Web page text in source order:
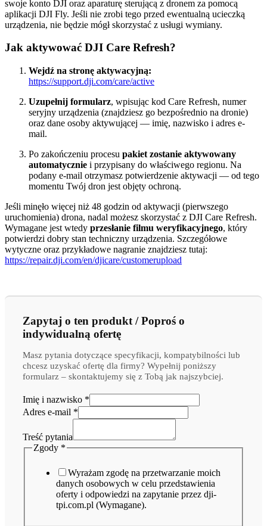
swoje konto DJI oraz aparaturę sterującą z dronem za pomocą
aplikacji DJI Fly. Jeśli nie zrobi tego przed ewentualną ucieczką
urządzenia, nie będzie mógł skorzystać z usługi wymiany.
Jak aktywować DJI Care Refresh?
Wejdź na stronę aktywacyjną:
https://support.dji.com/care/active
Uzupełnij formularz, wpisując kod Care Refresh, numer
seryjny urządzenia (znajdziesz go bezpośrednio na dronie)
oraz dane osoby aktywującej — imię, nazwisko i adres e-
mail.
Po zakończeniu procesu pakiet zostanie aktywowany
automatycznie i przypisany do właściwego regionu. Na
podany e-mail otrzymasz potwierdzenie aktywacji — od tego
momentu Twój dron jest objęty ochroną.
Jeśli minęło więcej niż 48 godzin od aktywacji (pierwszego
uruchomienia) drona, nadal możesz skorzystać z DJI Care Refresh.
Wymagane jest wtedy przesłanie filmu weryfikacyjnego, który
potwierdzi dobry stan techniczny urządzenia. Szczegółowe
wytyczne oraz przykładowe nagranie znajdziesz tutaj:
https://repair.dji.com/en/djicare/customerupload
Zapytaj o ten produkt / Poproś o
indywidualną ofertę
Masz pytania dotyczące specyfikacji, kompatybilności lub
chcesz uzyskać ofertę dla firmy? Wypełnij poniższy
formularz – skontaktujemy się z Tobą jak najszybciej.
Imię i nazwisko *
Adres e-mail *
Treść pytania
e- Zgody *
Wyrażam zgodę na przetwarzanie moich
danych osobowych w celu przedstawienia
oferty i odpowiedzi na zapytanie przez dji-
tpi.com.pl (Wymagane).